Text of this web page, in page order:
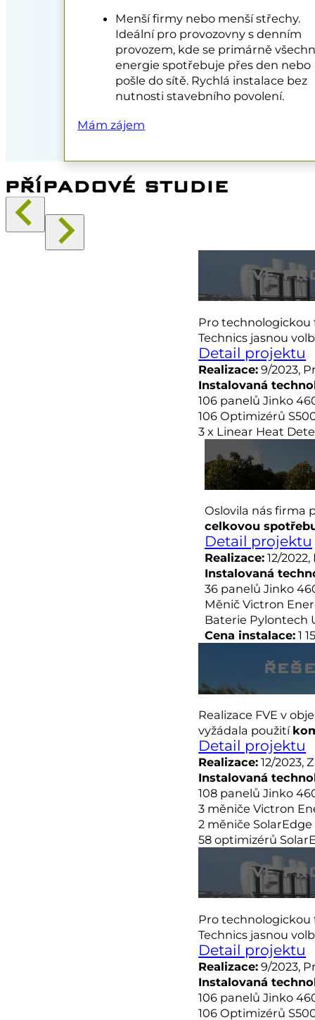
Menší firmy nebo menší střechy.
Ideální pro provozovny s denním
provozem, kde se primárně
energie spotřebuje přes den nebo
pošle do sítě. Rychlá instalace bez
nutnosti stavebního povolení.
Mám zájem
PŘÍPADOVÉ STUDIE
FVE
Pro
Technics jasnou
Detail projektu
Realizace: 9/2023,
Instalovaná
106 panelů Jinko
106 Optimizérů
3 x Linear Heat
Oslovila nás firma
celkovou
Detail projektu
Realizace: 12/
Instalovaná
36 panelů Jinko
Měnič Victron
Baterie Pylontech
Cena instalace: 1
Realizace FVE v
vyžádala použití
Detail projektu
Realizace: 12/2023,
Instalovaná
108 panelů Jinko
3 měniče Victron
2 měniče SolarEdge
58 optimizérů
FVE
Pro
Technics jasnou
Detail projektu
Realizace: 9/2023,
Instalovaná
106 panelů Jinko
106 Optimizérů